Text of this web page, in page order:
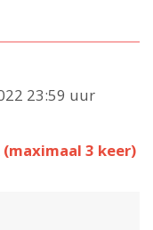
23:59 uur
3 keer)